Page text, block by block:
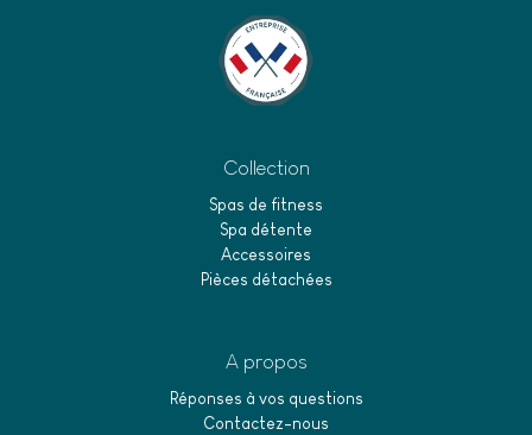
Collection
Spas de fitness
Spa détente
Accessoires
Pièces détachées
A propos
Réponses à vos questions
Contactez-nous